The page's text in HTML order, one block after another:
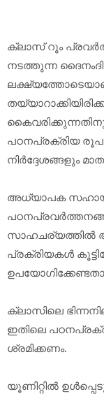
ക്ലാസ് റൂം
നടത്തുന്ന
പഠനപ്രക്രിയ
നിർദ്ദേശങ്ങളും
അധ്യാപക
സാഹചര്യത്തിൽ
പ്രക്രിയകൾ
ക്ലാസിലെ
ഇതിലെ
ശ്രമിക്കണം.
യൂണിറ്റിൽ